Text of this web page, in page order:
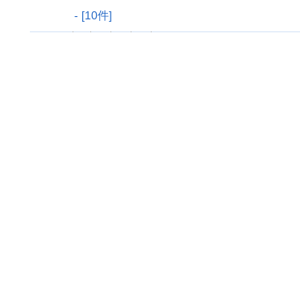
- [10件]